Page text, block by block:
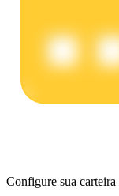
Porquinho
Ganhe
Configure sua